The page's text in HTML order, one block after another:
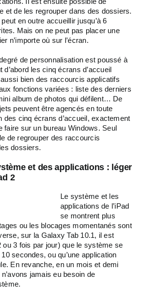
et de les regrouper dans des dossiers.
en outre accueillir jusqu’à 6
Mais on ne peut pas placer une
n’importe où sur l’écran.
de personnalisation est poussé à
d’abord les cinq écrans d’accueil
bien des raccourcis applicatifs
fonctions variées : liste des derniers
album de photos qui défilent… De
peuvent être agencés en toute
des cinq écrans d’accueil, exactement
faire sur un bureau Windows. Seul
de regrouper des raccourcis
dossiers.
et des applications : léger
2
Le système et les
applications de l’iPad
se montrent plus
ou les blocages momentanés sont
sur la Galaxy Tab 10.1, il est
ou 3 fois par jour) que le système se
secondes, ou qu’une application
En revanche, en un mois et demi
jamais eu besoin de